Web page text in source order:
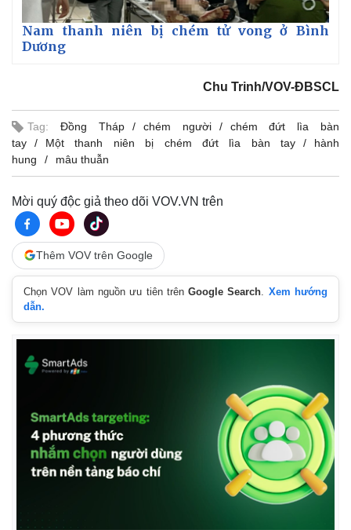
Quan sát
Cuộc sống đó đây
Hồ sơ
Video
Ảnh
E-Magazine
Nam thanh niên bị chém tử vong ở Bình
Dương
Chu Trinh/VOV-ĐBSCL
Tag: Đồng Tháp chém người
chém đứt lìa bàn
tay
Một thanh niên bị chém đứt lìa bàn tay
hành
hung
mâu thuẫn
Mời quý độc giả theo dõi VOV.VN trên
Thêm VOV trên Google
Chọn VOV làm nguồn ưu tiên trênGoogle Search
Xem hướng
dẫn.